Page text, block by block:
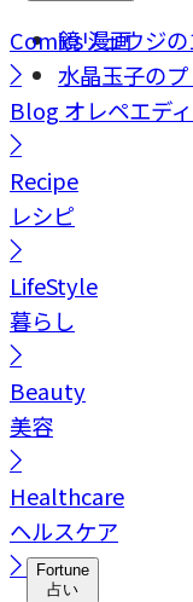
鏡リュウジ
水晶玉子の
Comics漫画
Blog オレペエデ
Recipe
レシピ
LifeStyle
暮らし
Beauty
美容
Healthcare
ヘルスケア
Fortune
占い